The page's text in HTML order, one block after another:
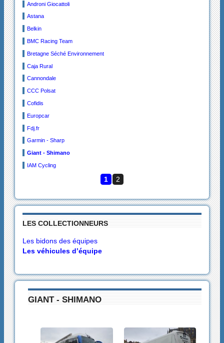
Androni Giocattoli
Astana
Belkin
BMC Racing Team
Bretagne Séché Environnement
Caja Rural
Cannondale
CCC Polsat
Cofidis
Europcar
Fdj.fr
Garmin - Sharp
Giant - Shimano
IAM Cycling
1 2
LES COLLECTIONNEURS
Les bidons des équipes
Les véhicules d’équipe
GIANT - SHIMANO